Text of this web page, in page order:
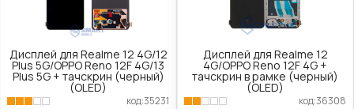
Дисплей для Realme 12 4G/12
Plus 5G/OPPO Reno 12F 4G/13
Plus 5G + тачскрин (черный)
(OLED)
код:35231
Дисплей для Realme 12
4G/OPPO Reno 12F 4G +
тачскрин в рамке (черный)
(OLED)
код:36308